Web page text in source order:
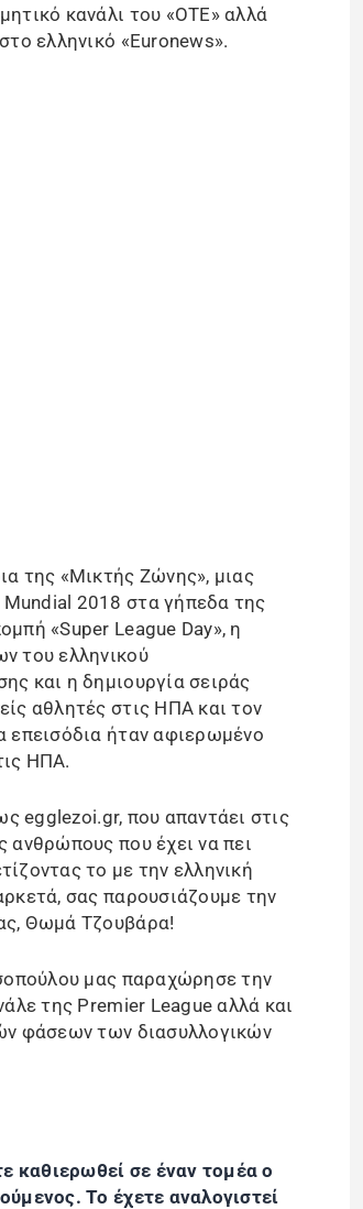
κανάλι του «ΟΤΕ» αλλά
ελληνικό «Euronews».
της «Μικτής Ζώνης», μιας
2018 στα γήπεδα της
«Super League Day», η
του ελληνικού
και η δημιουργία σειράς
αθλητές στις ΗΠΑ και τον
επεισόδια ήταν αφιερωμένο
ΗΠΑ.
egglezoi.gr, που απαντάει στις
ανθρώπους που έχει να πει
το με την ελληνική
σας παρουσιάζουμε την
Θωμά Τζουβάρα!
μας παραχώρησε την
της Premier League αλλά και
φάσεων των διασυλλογικών
καθιερωθεί σε έναν τομέα ο
Το έχετε αναλογιστεί